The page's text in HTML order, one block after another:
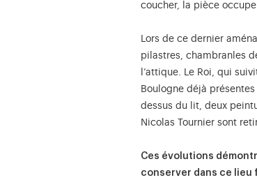
coucher, la pièce
Lors de ce dernier
pilastres, chambranles
l’attique. Le Roi, qui
Boulogne déjà
dessus du lit, deux
Nicolas Tournier sont
Ces évolutions
conserver dans ce lieu